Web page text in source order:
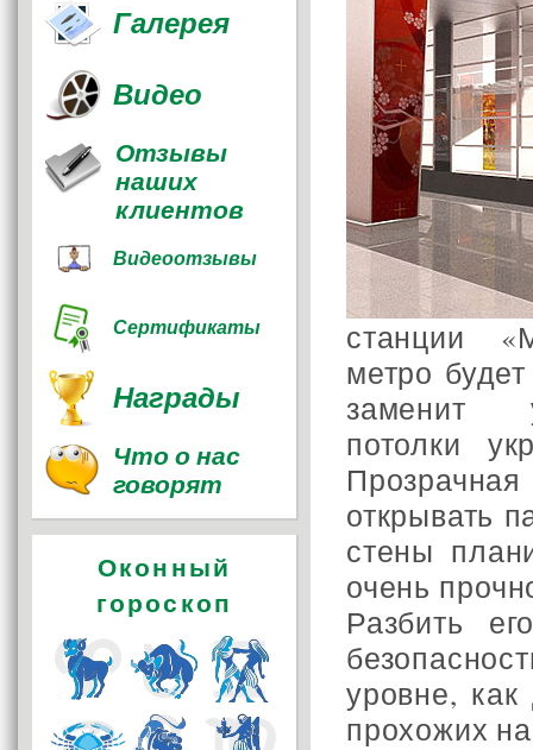
станции
метро
заменит
потолки
открывать
стены
очень
Разбить
уровне,
прохожих
Галерея
Видео
Отзывы
наших
клиентов
Видеоотзывы
Сертификаты
Награды
Что о нас
говорят
Оконный
гороскоп